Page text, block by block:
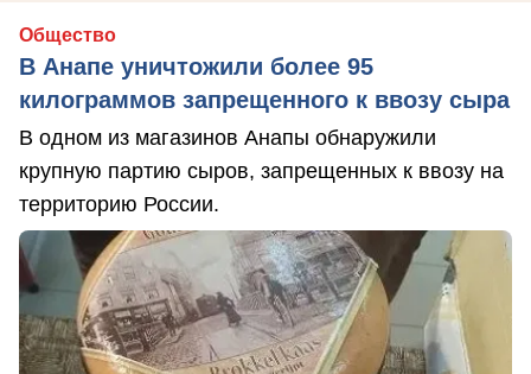
Общество
В Анапе уничтожили более 95
килограммов запрещенного к ввозу сыра
В одном из магазинов Анапы обнаружили
крупную партию сыров, запрещенных к ввозу на
территорию России.